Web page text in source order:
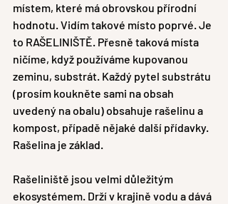
místem, které má obrovskou přírodní
hodnotu. Vidím takové místo poprvé. Je
to RAŠELINIŠTĚ. Přesně taková místa
ničíme, když používáme kupovanou
zeminu, substrát. Každý pytel substrátu
(prosím koukněte sami na obsah
uvedený na obalu) obsahuje rašelinu a
kompost, případě nějaké další přídavky.
Rašelina je základ.
Rašeliniště jsou velmi důležitým
ekosystémem. Drží v krajině vodu a dává